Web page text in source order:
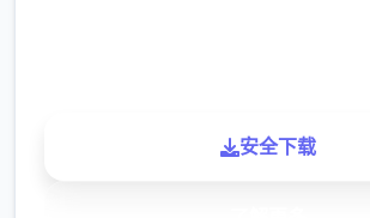
安全下载